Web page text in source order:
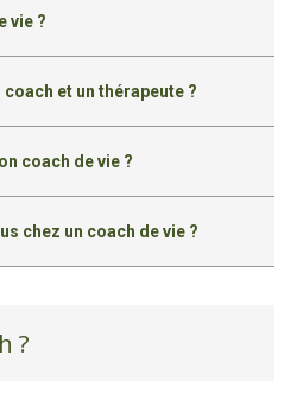
vie ?
et un thérapeute ?
coach de vie ?
chez un coach de vie ?
?